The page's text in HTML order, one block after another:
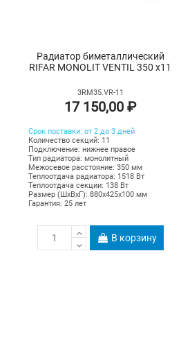
Радиатор биметаллический
RIFAR MONOLIT VENTIL 350 х11
3RM35.VR-11
17 150,00 ₽
Срок поставки: от 2 до 3 дней
Количество секций: 11
Подключение: нижнее правое
Тип радиатора: монолитный
Межосевое расстояние: 350 мм
Теплоотдача радиатора: 1518 Вт
Теплоотдача секции: 138 Вт
Размер (ШхВхГ): 880х425х100 мм
Гарантия: 25 лет
В корзину